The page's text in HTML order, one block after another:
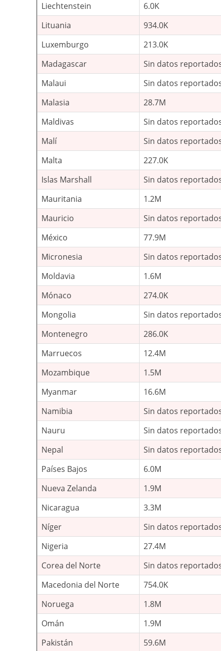
Liechtenstein
6.0K
Lituania
934.0K
Luxemburgo
213.0K
Madagascar
Sin datos
Malaui
Sin datos
Malasia
28.7M
Maldivas
Sin datos
Malí
Sin datos
Malta
227.0K
Islas Marshall
Sin datos
Mauritania
1.2M
Mauricio
Sin datos
México
77.9M
Micronesia
Sin datos
Moldavia
1.6M
Mónaco
274.0K
Mongolia
Sin datos
Montenegro
286.0K
Marruecos
12.4M
Mozambique
1.5M
Myanmar
16.6M
Namibia
Sin datos
Nauru
Sin datos
Nepal
Sin datos
Países Bajos
6.0M
Nueva Zelanda
1.9M
Nicaragua
3.3M
Níger
Sin datos
Nigeria
27.4M
Corea del Norte
Sin datos
Macedonia del Norte
754.0K
Noruega
1.8M
Omán
1.9M
Pakistán
59.6M